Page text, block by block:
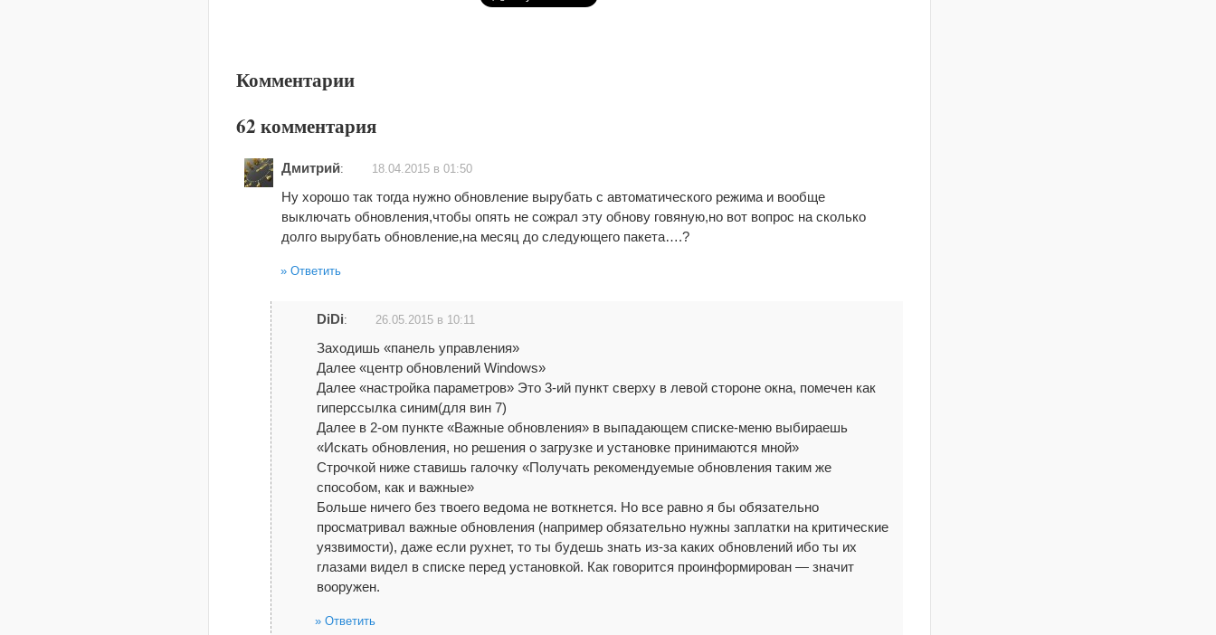
Комментарии
62 комментария
Дмитрий: 18.04.2015 в 01:50
Ну хорошо так тогда нужно обновление вырубать с автоматического режима и вообще
выключать обновления,чтобы опять не сожрал эту обнову говяную,но вот вопрос на сколько
долго вырубать обновление,на месяц до следующего пакета….?
Ответить
DiDi: 26.05.2015 в 10:11
Заходишь «панель управления»
Далее «центр обновлений Windows»
Далее «настройка параметров» Это 3-ий пункт сверху в левой стороне окна, помечен как
гиперссылка синим(для вин 7)
Далее в 2-ом пункте «Важные обновления» в выпадающем списке-меню выбираешь
«Искать обновления, но решения о загрузке и установке принимаются мной»
Строчкой ниже ставишь галочку «Получать рекомендуемые обновления таким же
способом, как и важные»
Больше ничего без твоего ведома не воткнется. Но все равно я бы обязательно
просматривал важные обновления (например обязательно нужны заплатки на критические
уязвимости), даже если рухнет, то ты будешь знать из-за каких обновлений ибо ты их
глазами видел в списке перед установкой. Как говорится проинформирован — значит
вооружен.
Ответить